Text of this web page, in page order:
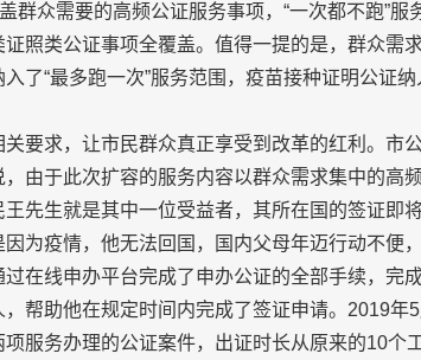
群众需要的高频公证服务事项，“一次都不跑”服
照类公证事项全覆盖。值得一提的是，群众需
了“最多跑一次”服务范围，疫苗接种证明公证纳
要求，让市民群众真正享受到改革的红利。市
由于此次扩容的服务内容以群众需求集中的高
先生就是其中一位受益者，其所在国的签证即
为疫情，他无法回国，国内父母年迈行动不便，
在线申办平台完成了申办公证的全部手续，完
帮助他在规定时间内完成了签证申请。2019年
服务办理的公证案件，出证时长从原来的10个